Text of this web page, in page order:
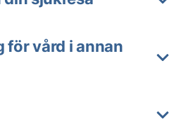
för vård i annan